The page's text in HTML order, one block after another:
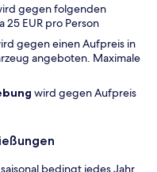
gegen folgenden
EUR pro Person
gegen einen Aufpreis in
angeboten. Maximale
wird gegen Aufpreis
bedingt jedes Jahr